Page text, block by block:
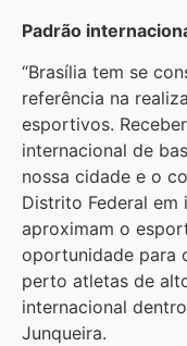
Padrão
“Brasília tem se
referência na
esportivos.
internacional de
nossa cidade e o
Distrito Federal em
aproximam o
oportunidade para
perto atletas de
internacional
Junqueira.